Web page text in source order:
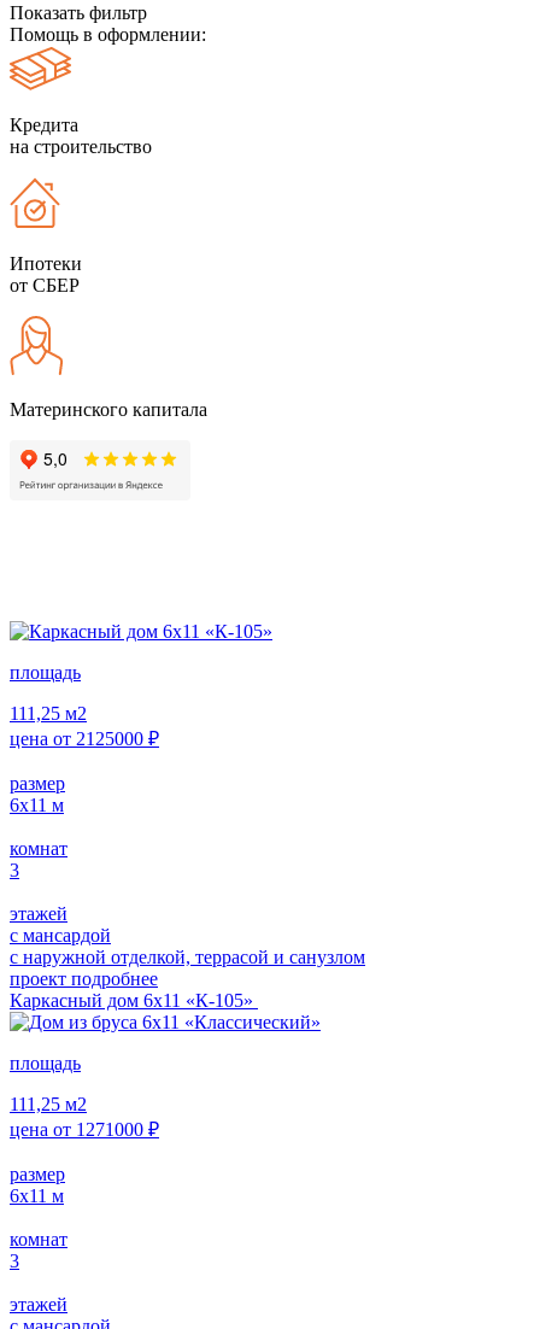
Показать фильтр
Помощь в оформлении:
Кредита
на строительство
Ипотеки
от СБЕР
Материнского капитала
площадь
111,25 м2
цена от 2125000 ₽
размер
6х11 м
комнат
3
этажей
с мансардой
с наружной отделкой, террасой и санузлом
проект подробнее
Каркасный дом 6х11 «К-105»
площадь
111,25 м2
цена от 1271000 ₽
размер
6х11 м
комнат
3
этажей